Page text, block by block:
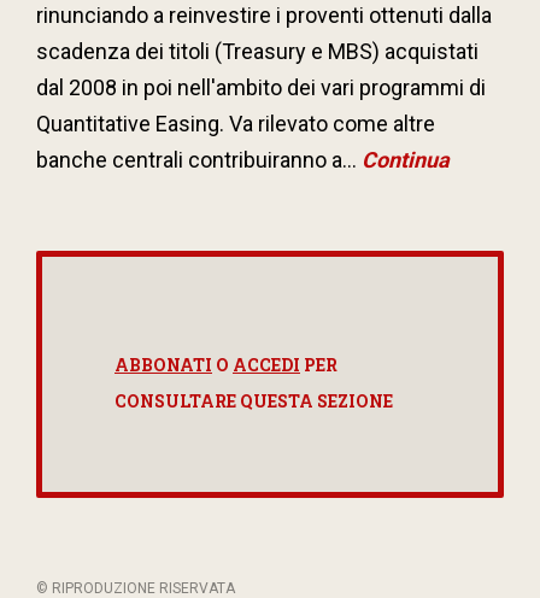
rinunciando a reinvestire i proventi ottenuti dalla
scadenza dei titoli (Treasury e MBS) acquistati
dal 2008 in poi nell'ambito dei vari programmi di
Quantitative Easing. Va rilevato come altre
banche centrali contribuiranno a... Continua
ABBONATI O ACCEDI PER
CONSULTARE QUESTA SEZIONE
© RIPRODUZIONE RISERVATA